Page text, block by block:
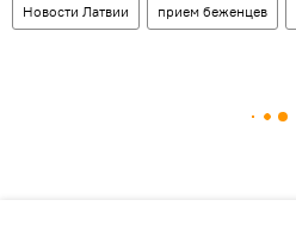
Новости Латвии прием беженцев